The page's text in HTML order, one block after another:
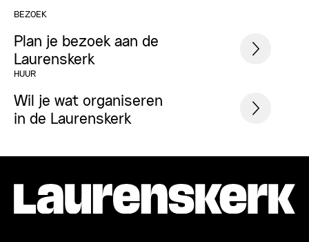
BEZOEK
Plan je bezoek aan de
Laurenskerk
HUUR
Wil je wat organiseren
in de Laurenskerk